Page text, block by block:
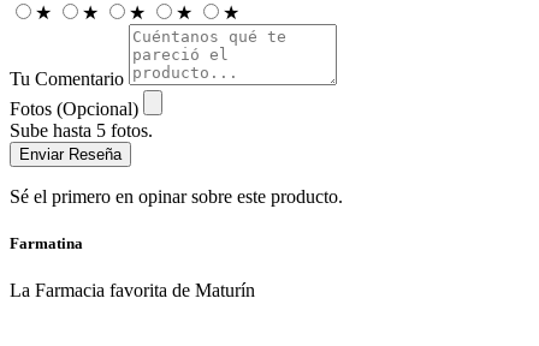
★
★ ★ ★ ★
Tu Comentario
Fotos (Opcional)
Sube hasta 5 fotos.
Enviar Reseña
Sé el primero en opinar sobre este producto.
Farmatina
La Farmacia favorita de Maturín